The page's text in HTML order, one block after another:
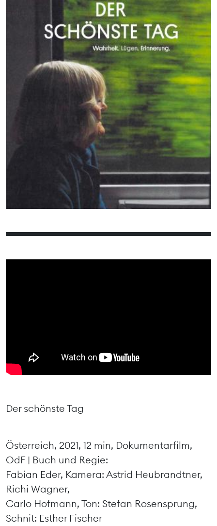
05 06 07 08
09
11 12 13 14 15
16
19 20 21 22
23
24
25 26 27 28 29
30
Der schönste Tag
Österreich, 2021, 12 min, Dokumentarfilm,
OdF | Buch und Regie:
Fabian Eder, Kamera: Astrid Heubrandtner,
Richi Wagner,
Carlo Hofmann, Ton: Stefan Rosensprung,
Schnit: Esther Fischer